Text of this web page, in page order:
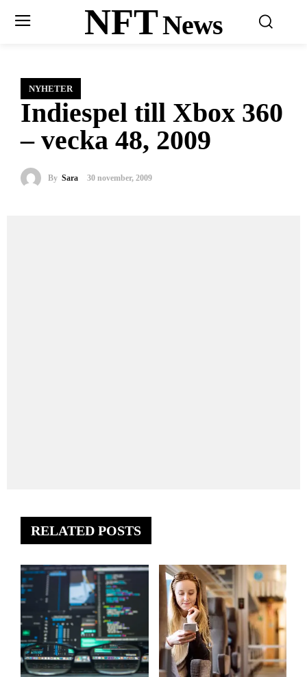
NFTNews
NYHETER
Indiespel till Xbox 360
– vecka 48, 2009
By Sara 30 november, 2009
RELATED POSTS